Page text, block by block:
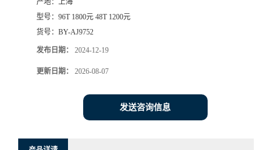
产地： 上海
型号： 96T 1800元 48T 1200元
货号： BY-AJ9752
发布日期： 2024-12-19
更新日期： 2026-08-07
发送咨询信息